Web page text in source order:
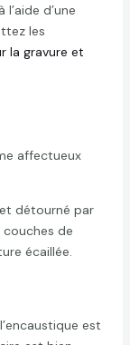
d’une
les
la gravure et
affectueux
détourné par
de
écaillée.
est